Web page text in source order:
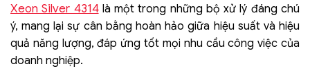
Xeon Silver 4314là một trong những bộ xử lý đáng chú
ý, mang lại sự cân bằng hoàn hảo giữa hiệu suất và hiệu
quả năng lượng, đáp ứng tốt mọi nhu cầu công việc của
doanh nghiệp.